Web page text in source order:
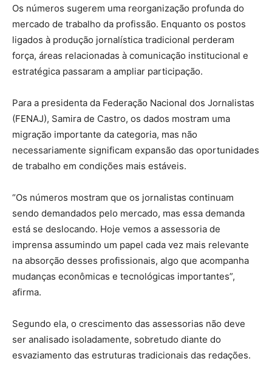
Os números sugerem uma reorganização profunda do
mercado de trabalho da profissão. Enquanto os postos
ligados à produção jornalística tradicional perderam
força, áreas relacionadas à comunicação institucional e
estratégica passaram a ampliar participação.
Para a presidenta da Federação Nacional dos Jornalistas
(FENAJ), Samira de Castro, os dados mostram uma
migração importante da categoria, mas não
necessariamente significam expansão das oportunidades
de trabalho em condições mais estáveis.
“Os números mostram que os jornalistas continuam
sendo demandados pelo mercado, mas essa demanda
está se deslocando. Hoje vemos a assessoria de
imprensa assumindo um papel cada vez mais relevante
na absorção desses profissionais, algo que acompanha
mudanças econômicas e tecnológicas importantes”,
afirma.
Segundo ela, o crescimento das assessorias não deve
ser analisado isoladamente, sobretudo diante do
esvaziamento das estruturas tradicionais das redações.